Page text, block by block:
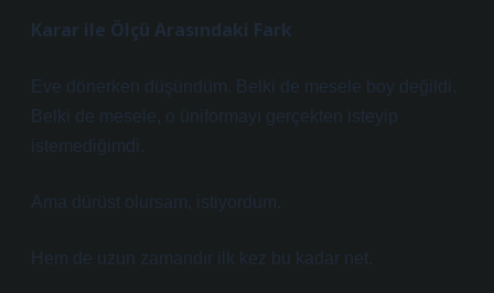
Karar ile Ölçü Arasındaki Fark
Eve dönerken düşündüm. Belki de mesele boy değildi.
Belki de mesele, o üniformayı gerçekten isteyip
istemediğimdi.
Ama dürüst olursam, istiyordum.
Hem de uzun zamandır ilk kez bu kadar net.